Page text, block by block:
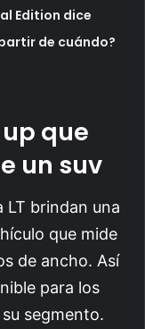
Edition dice
de cuándo?
que
un suv
LT brindan una
que mide
de ancho. Así
para los
segmento.